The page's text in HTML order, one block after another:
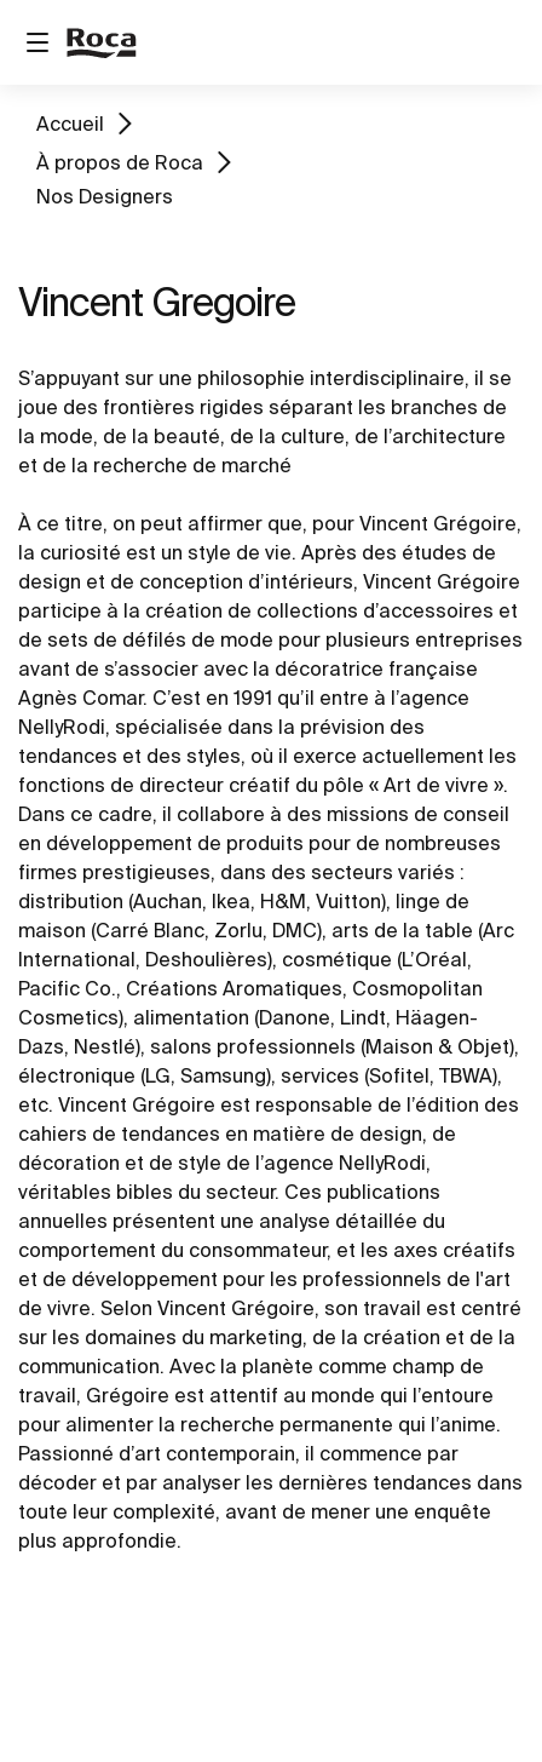
Accueil
À propos de Roca
Nos Designers
Vincent Gregoire
S’appuyant sur une philosophie interdisciplinaire, il se
joue des frontières rigides séparant les branches de
la mode, de la beauté, de la culture, de l’architecture
et de la recherche de marché
À ce titre, on peut affirmer que, pour Vincent Grégoire,
la curiosité est un style de vie. Après des études de
design et de conception d’intérieurs, Vincent Grégoire
participe à la création de collections d’accessoires et
de sets de défilés de mode pour plusieurs entreprises
avant de s’associer avec la décoratrice française
Agnès Comar. C’est en 1991 qu’il entre à l’agence
NellyRodi, spécialisée dans la prévision des
tendances et des styles, où il exerce actuellement les
fonctions de directeur créatif du pôle « Art de vivre ».
Dans ce cadre, il collabore à des missions de conseil
en développement de produits pour de nombreuses
firmes prestigieuses, dans des secteurs variés :
distribution (Auchan, Ikea, H&M, Vuitton), linge de
maison (Carré Blanc, Zorlu, DMC), arts de la table (Arc
International, Deshoulières), cosmétique (L’Oréal,
Pacific Co., Créations Aromatiques, Cosmopolitan
Cosmetics), alimentation (Danone, Lindt, Häagen-
Dazs, Nestlé), salons professionnels (Maison & Objet),
électronique (LG, Samsung), services (Sofitel, TBWA),
etc. Vincent Grégoire est responsable de l’édition des
cahiers de tendances en matière de design, de
décoration et de style de l’agence NellyRodi,
véritables bibles du secteur. Ces publications
annuelles présentent une analyse détaillée du
comportement du consommateur, et les axes créatifs
et de développement pour les professionnels de l'art
de vivre. Selon Vincent Grégoire, son travail est centré
sur les domaines du marketing, de la création et de la
communication. Avec la planète comme champ de
travail, Grégoire est attentif au monde qui l’entoure
pour alimenter la recherche permanente qui l’anime.
Passionné d’art contemporain, il commence par
décoder et par analyser les dernières tendances dans
toute leur complexité, avant de mener une enquête
plus approfondie.